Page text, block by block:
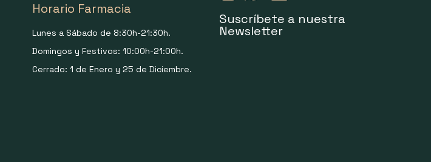
Horario Farmacia
Lunes a Sábado de 8:30h-21:30h.
Domingos y Festivos: 10:00h-21:00h.
Cerrado: 1 de Enero y 25 de Diciembre.
Suscríbete a nuestra
Newsletter